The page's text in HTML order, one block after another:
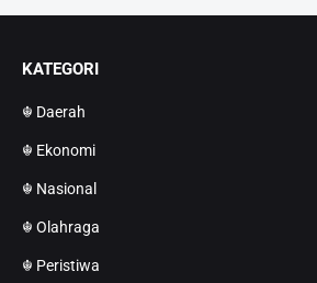
KATEGORI
☬ Daerah
☬ Ekonomi
☬ Nasional
☬ Olahraga
☬ Peristiwa